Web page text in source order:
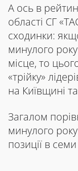
А ось в
області СГ
сходинки:
минулого
місце, то
«трійку»
на Київщині
Загалом
минулого
позиції в